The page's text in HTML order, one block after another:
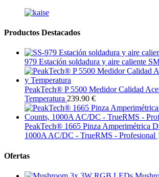
Productos Destacados
979 Estación soldadura y aire caliente
PeakTech® P 5500 Medidor Calidad
Temperatura 239.90 €
PeakTech® 1665 Pinza Amperimétrica
1000A AC/DC - TrueRMS - Profesional
Ofertas